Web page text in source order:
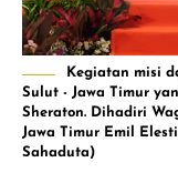
Kegiatan misi
Sulut - Jawa Timur
Sheraton. Dihadiri
Jawa Timur Emil
Sahaduta)